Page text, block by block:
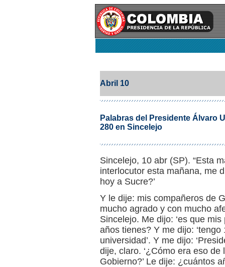
Abril 10
Palabras del Presidente Álvaro
280 en Sincelejo
Sincelejo, 10 abr (SP). “Esta
interlocutor esta mañana, me
hoy a Sucre?’
Y le dije: mis compañeros de
mucho agrado y con mucho
Sincelejo. Me dijo: ‘es que
años tienes? Y me dijo:
universidad’. Y me dijo:
dije, claro. ‘¿Cómo era eso
Gobierno?’ Le dije: ¿cuántos